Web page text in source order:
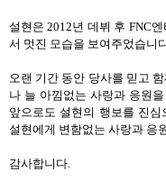
설현은 2012년 데뷔 후 FNC
서 멋진 모습을 보여주었습니
오랜 기간 동안 당사를 믿고
나 늘 아낌없는 사랑과 응원
앞으로도 설현의 행보를 진
설현에게 변함없는 사랑과 응
감사합니다.